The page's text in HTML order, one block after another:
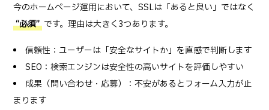
今のホームページ運用において、SSLは「あると良い」ではなく
“必須” です。理由は大きく3つあります。
信頼性：ユーザーは「安全なサイトか」を直感で判断します
SEO：検索エンジンは安全性の高いサイトを評価しやすい
成果（問い合わせ・応募）：不安があるとフォーム入力が止
まります